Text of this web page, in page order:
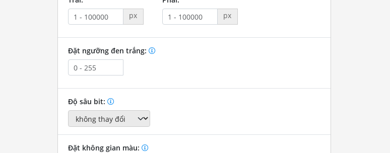
px
px
Đặt ngưỡng đen trắng:
Độ sâu bit:
Đặt không gian màu: